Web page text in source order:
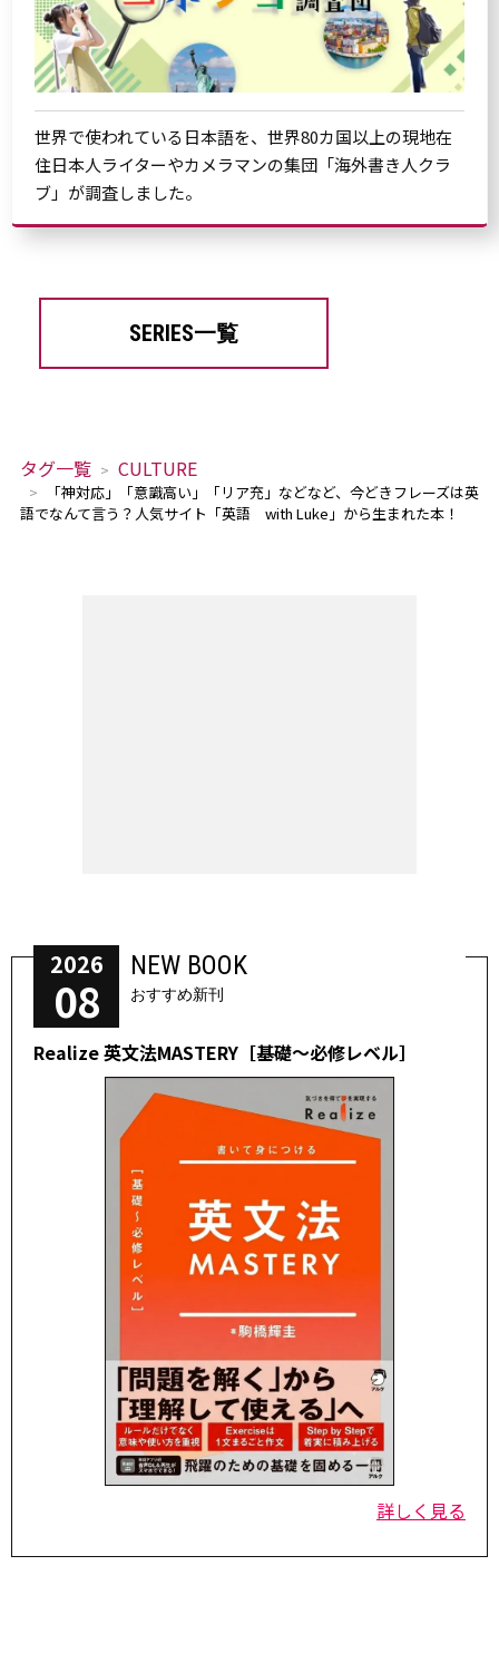
世界で使われている日本語を、世界80カ国以上の現地在
住日本人ライターやカメラマンの集団「海外書き人クラ
ブ」が調査しました。
SERIES一覧
タグ一覧 CULTURE
「神対応」「意識高い」「リア充」などなど、今どきフレーズは英
語でなんて言う？人気サイト「英語 with Luke」から生まれた本！
2026
08
NEW BOOK
おすすめ新刊
Realize 英文法MASTERY［基礎～必修レベル］
詳しく見る